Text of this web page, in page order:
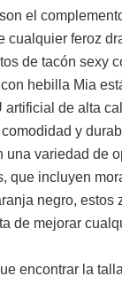
el
cualquier feroz
de tacón sexy
hebilla Mia
artificial de alta
y
una variedad de
que incluyen
negro, estos
de mejorar
encontrar la